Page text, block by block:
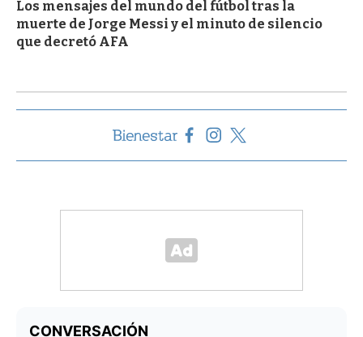
Los mensajes del mundo del fútbol tras la
muerte de Jorge Messi y el minuto de silencio
que decretó AFA